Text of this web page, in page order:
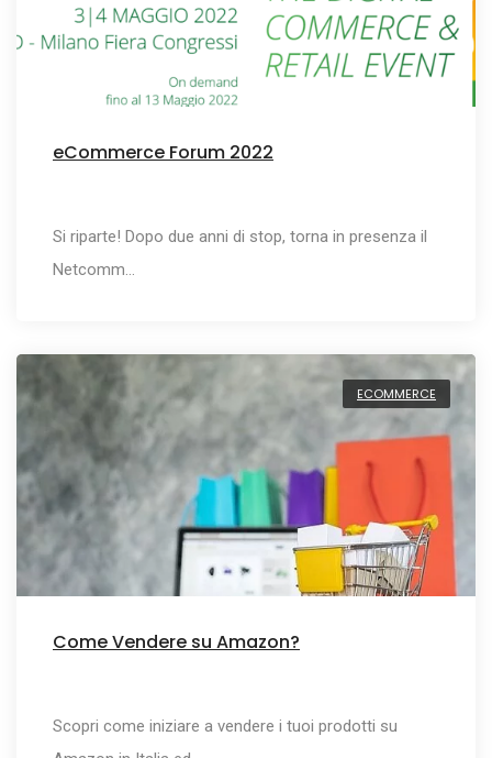
eCommerce Forum 2022
Si riparte! Dopo due anni di stop, torna in presenza il
Netcomm…
ECOMMERCE
Come Vendere su Amazon?
Scopri come iniziare a vendere i tuoi prodotti su